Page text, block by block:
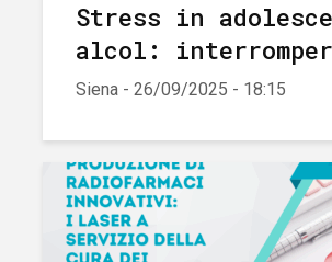
Stress in
alcol:
Siena - 26/09/2025 - 18:15